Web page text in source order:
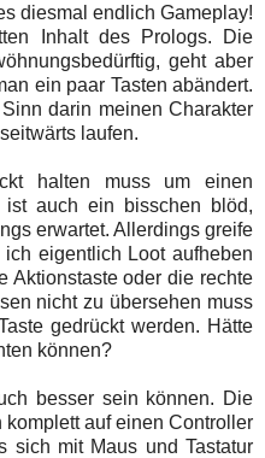
diesmal endlich Gameplay!
Inhalt des Prologs. Die
geht aber
ein paar Tasten abändert.
darin meinen Charakter
laufen.
halten muss um einen
ist auch ein bisschen blöd,
erwartet. Allerdings greife
eigentlich Loot aufheben
Aktionstaste oder die rechte
nicht zu übersehen muss
gedrückt werden. Hätte
können?
besser sein können. Die
auf einen Controller
sich mit Maus und Tastatur